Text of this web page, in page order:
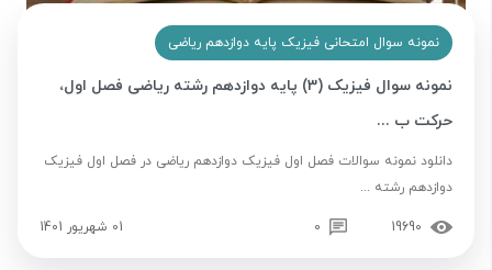
نمونه سوال امتحانی فیزیک پایه دوازدهم ریاضی
نمونه سوال فیزیک (3) پایه دوازدهم رشته ریاضی فصل اول،
حرکت ب ...
دانلود نمونه سوالات فصل اول فیزیک دوازدهم ریاضی در فصل اول فیزیک
دوازدهم رشته ...
19690
0 01 شهریور 1401